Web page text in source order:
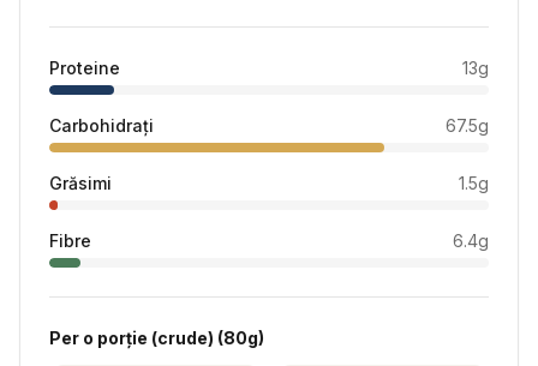
Proteine 13g
Carbohidrați 67.5g
Grăsimi 1.5g
Fibre 6.4g
Per o porție (crude) (80g)